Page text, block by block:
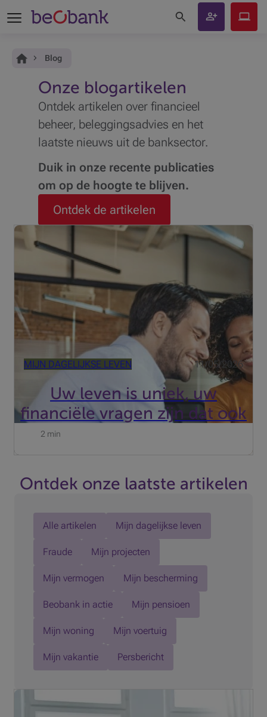
Je bent hier:
Home Blog
Onze blogartikelen
Ontdek artikelen over financieel
beheer, beleggingsadvies en het
laatste nieuws uit de banksector.
Duik in onze recente publicaties
om op de hoogte te blijven.
Ontdek de artikelen
MIJN DAGELIJKSE LEVEN 11/05/2026
Uw leven is uniek, uw
financiële vragen zijn dat ook
Uw Beobank-adviseur staat voor u klaar om al uw vragen
te beantwoorden en samen met u uw toekomstplannen
voor te bereiden.
2 min
Ontdek onze laatste artikelen
Alle artikelen Mijn dagelijkse leven
Fraude Mijn projecten
Mijn vermogen Mijn bescherming
Beobank in actie Mijn pensioen
Mijn woning Mijn voertuig
Mijn vakantie Persbericht
verstandig om een lening op afbetalingaan te gaan, ook